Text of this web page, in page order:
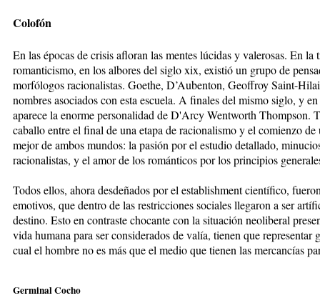
Colofón
En las épocas de crisis afloran las mentes lúcidas y valerosas. En
romanticismo, en los albores del siglo xix, existió un grupo de
morfólogos racionalistas. Goethe, D’Aubenton, Geoffroy Saint-
nombres asociados con esta escuela. A finales del mismo siglo, y
aparece la enorme personalidad de D'Arcy Wentworth Thompson.
caballo entre el final de una etapa de racionalismo y el comienzo
mejor de ambos mundos: la pasión por el estudio detallado,
racionalistas, y el amor de los románticos por los principios
Todos ellos, ahora desdeñados por el establishment científico,
emotivos, que dentro de las restricciones sociales llegaron a ser
destino. Esto en contraste chocante con la situación neoliberal
vida humana para ser considerados de valía, tienen que
cual el hombre no es más que el medio que tienen las mercancías
Germinal Cocho